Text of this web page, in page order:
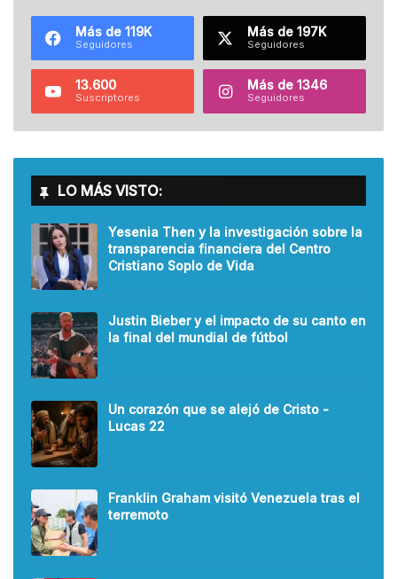
Más de 119K
Seguidores
Más de 197K
Seguidores
13.600
Suscriptores
Más de 1346
Seguidores
LO MÁS VISTO:
Yesenia Then y la investigación sobre la
transparencia financiera del Centro
Cristiano Soplo de Vida
Justin Bieber y el impacto de su canto en
la final del mundial de fútbol
Un corazón que se alejó de Cristo -
Lucas 22
Franklin Graham visitó Venezuela tras el
terremoto